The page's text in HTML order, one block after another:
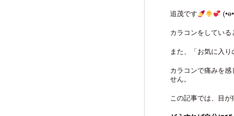
追茂です
カラコンをしてい
また、「お気に入
カラコンで痛みを
せん。
この記事では、目が